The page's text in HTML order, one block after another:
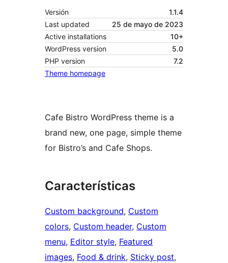
Versión
1.1.4
Last updated
25 de mayo de 2023
Active installations
10+
WordPress version
5.0
PHP version
7.2
Theme homepage
Cafe Bistro WordPress theme is a
brand new, one page, simple theme
for Bistro’s and Cafe Shops.
Características
Custom background, Custom
colors, Custom header, Custom
menu, Editor style, Featured
images, Food & drink, Sticky post